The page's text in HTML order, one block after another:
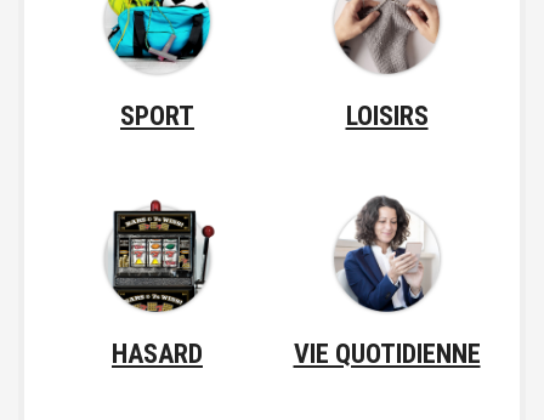
SPORT LOISIRS
HASARD VIE QUOTIDIENNE